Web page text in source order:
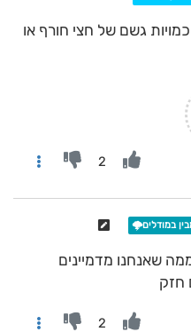
גשם של חצי חורף או
2
במודלים🌩️
שאנחנו מדמיינים
חזק
2